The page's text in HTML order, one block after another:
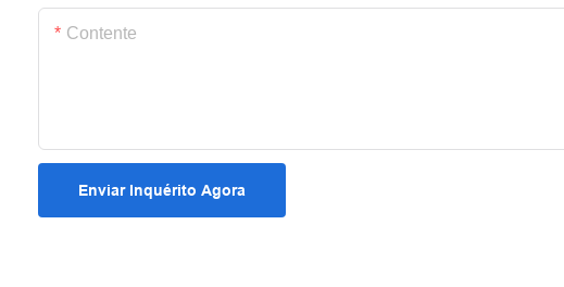
Contente
Enviar Inquérito Agora